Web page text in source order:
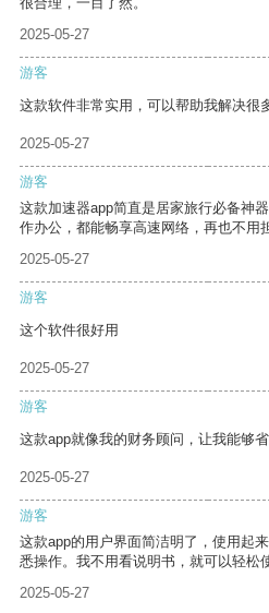
2025-05-27
游客
这款软件非常实用，可以帮助我解决很
2025-05-27
游客
这款加速器app简直是居家旅行必备神
作办公，都能畅享高速网络，再也不用
2025-05-27
游客
这个软件很好用
2025-05-27
游客
这款app就像我的财务顾问，让我能够省
2025-05-27
游客
这款app的用户界面简洁明了，使用起
悉操作。我不用看说明书，就可以轻松
2025-05-27